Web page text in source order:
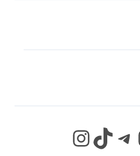
InstagramTikTok Telegram